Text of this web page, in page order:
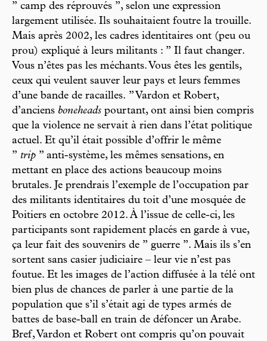
’’ camp des réprouvés ’’, selon une expression
largement utilisée. Ils souhaitaient foutre la trouille.
Mais après 2002, les cadres identitaires ont (peu ou
prou) expliqué à leurs militants : ’’ Il faut changer.
Vous n’êtes pas les méchants. Vous êtes les gentils,
ceux qui veulent sauver leur pays et leurs femmes
d’une bande de racailles. ’’ Vardon et Robert,
d’anciens boneheads pourtant, ont ainsi bien compris
que la violence ne servait à rien dans l’état politique
actuel. Et qu’il était possible d’offrir le même
’’ trip ’’ anti-système, les mêmes sensations, en
mettant en place des actions beaucoup moins
brutales. Je prendrais l’exemple de l’occupation par
des militants identitaires du toit d’une mosquée de
Poitiers en octobre 2012. À l’issue de celle-ci, les
participants sont rapidement placés en garde à vue,
ça leur fait des souvenirs de ’’ guerre ’’. Mais ils s’en
sortent sans casier judiciaire – leur vie n’est pas
foutue. Et les images de l’action diffusée à la télé ont
bien plus de chances de parler à une partie de la
population que s’il s’était agi de types armés de
battes de base-ball en train de défoncer un Arabe.
Bref, Vardon et Robert ont compris qu’on pouvait